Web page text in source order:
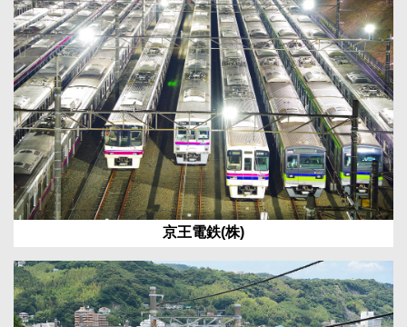
京王電鉄(株)